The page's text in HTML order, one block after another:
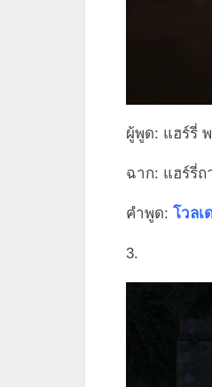
ผู้พูด: แฮร์รี่
ฉาก: แฮร์รี่
คำพูด: โวลเ
3.